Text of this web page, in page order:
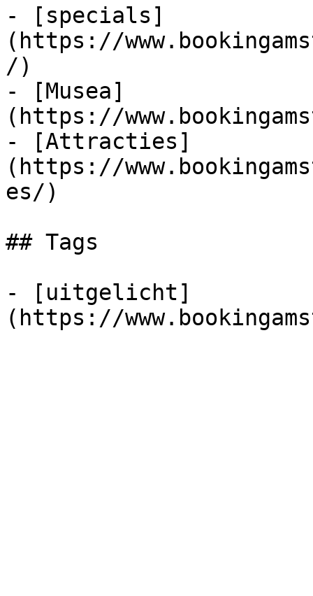
- [specials]
(https://
/)
- [Musea]
(https://
- [Attracties]
(https://
es/)
## Tags
- [uitgelicht]
(https://